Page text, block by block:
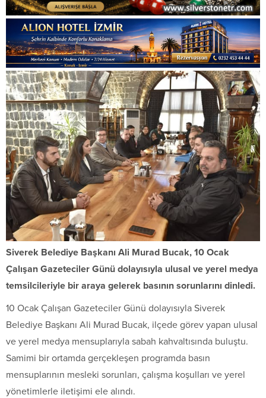
Siverek Belediye Başkanı Ali Murad Bucak, 10 Ocak
Çalışan Gazeteciler Günü dolayısıyla ulusal ve yerel medya
temsilcileriyle bir araya gelerek basının sorunlarını dinledi.
10 Ocak Çalışan Gazeteciler Günü dolayısıyla Siverek
Belediye Başkanı Ali Murad Bucak, ilçede görev yapan ulusal
ve yerel medya mensuplarıyla sabah kahvaltısında buluştu.
Samimi bir ortamda gerçekleşen programda basın
mensuplarının mesleki sorunları, çalışma koşulları ve yerel
yönetimlerle iletişimi ele alındı.